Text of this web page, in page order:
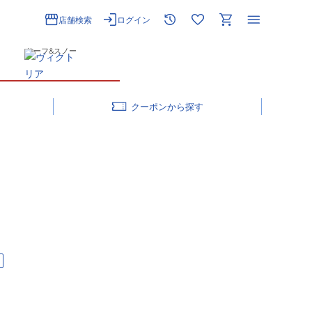
店舗検索 ログイン
サーフ&スノー
クーポン